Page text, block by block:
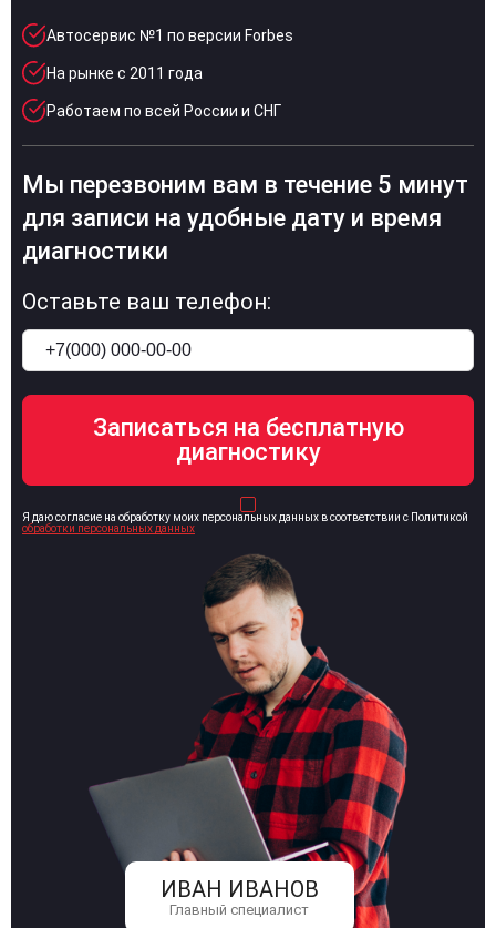
Автосервис №1 по версии Forbes
На рынке с 2011 года
Работаем по всей России и СНГ
ИВАН ИВАНОВ
Главный специалист
Мы перезвоним вам в течение 5 минут
для записи на удобные дату и время
диагностики
Оставьте ваш телефон:
Я даю согласие на обработку моих персональных данных в соответствии с Политикой
обработки персональных данных